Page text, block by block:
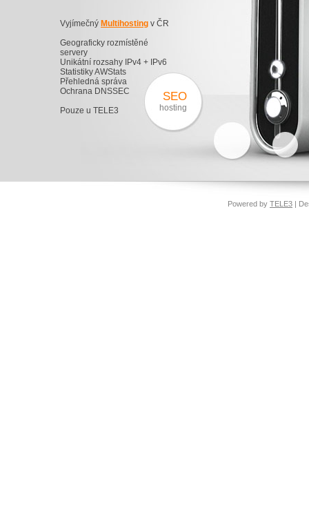
Vyjímečný Multihosting v ČR
Geograficky rozmístěné
servery
Unikátní rozsahy IPv4 + IPv6
Statistiky AWStats
Přehledná správa
Ochrana DNSSEC
Pouze u TELE3
SEO
hosting
Powered by TELE3 |